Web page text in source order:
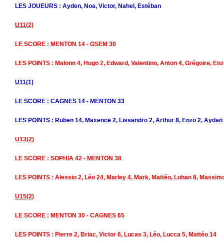
LES JOUEURS : Ayden, Noa, Victor, Nahel, Estéban
U11(2)
LE SCORE : MENTON 14 - GSEM 30
LES POINTS : Malonn 4, Hugo 2, Edward, Valentino, Anton 4, Grégoire,
U11(1)
LE SCORE : CAGNES 14 - MENTON 33
LES POINTS : Ruben 14, Maxence 2, Lissandro 2, Arthur 8, Enzo 2,
U13(2)
LE SCORE : SOPHIA 42 - MENTON 38
LES POINTS : Alessio 2, Léo 24, Marley 4, Mark, Mattéo, Lohan 8,
U15(2)
LE SCORE : MENTON 30 - CAGNES 65
LES POINTS : Pierre 2, Briac, Victor 6, Lucas 3, Léo, Lucca 5, Mattéo 14